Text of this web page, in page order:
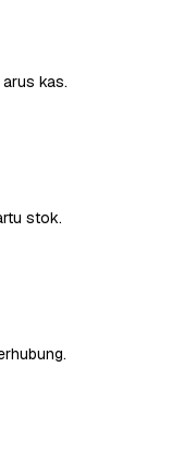
kas.
stok.